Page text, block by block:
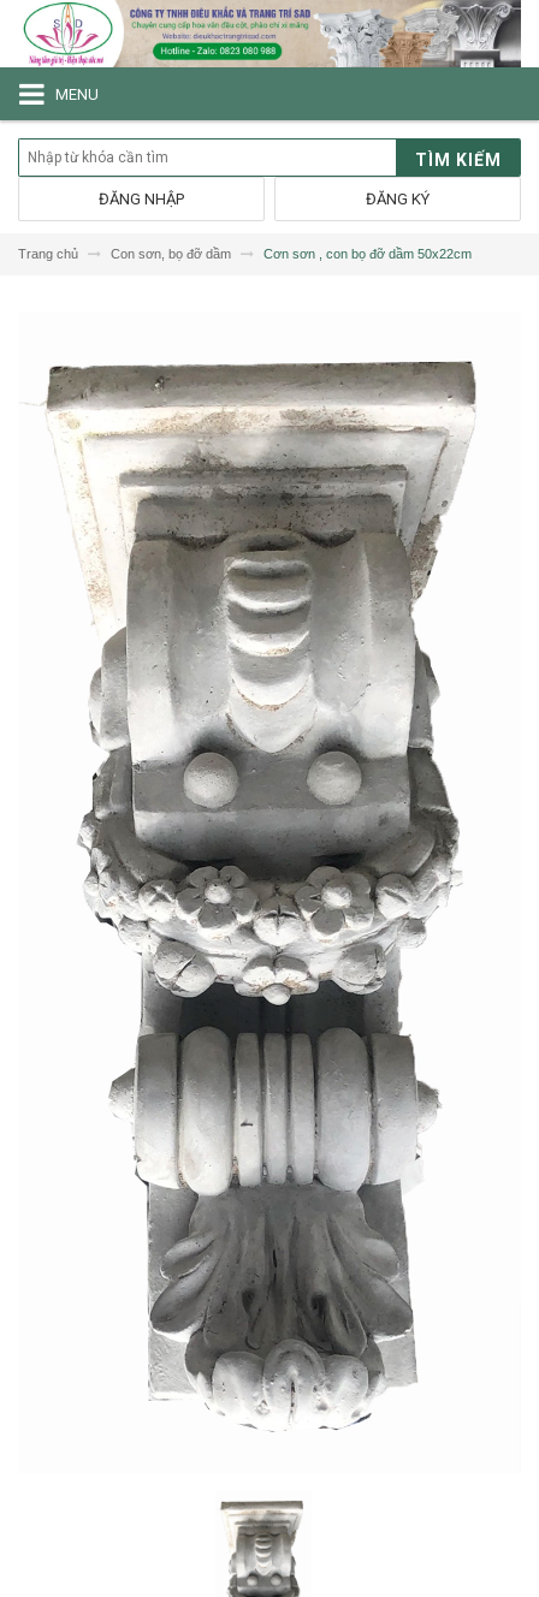
MENU
TÌM KIẾM
ĐĂNG KÝ
ĐĂNG NHẬP
Trang chủ Con sơn, bọ đỡ dầm Cơn sơn , con bọ đỡ dầm 50x22cm